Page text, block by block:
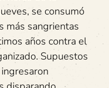
se consumó
más sangrientas
años contra el
Supuestos